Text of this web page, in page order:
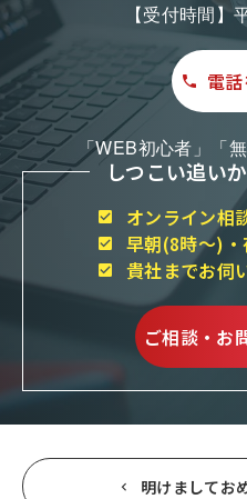
【受付時間
電
「WEB初心者」「
しつこい追い
オンライン相
早朝(8時～)
貴社までお伺
ご相談・お
明けましてお